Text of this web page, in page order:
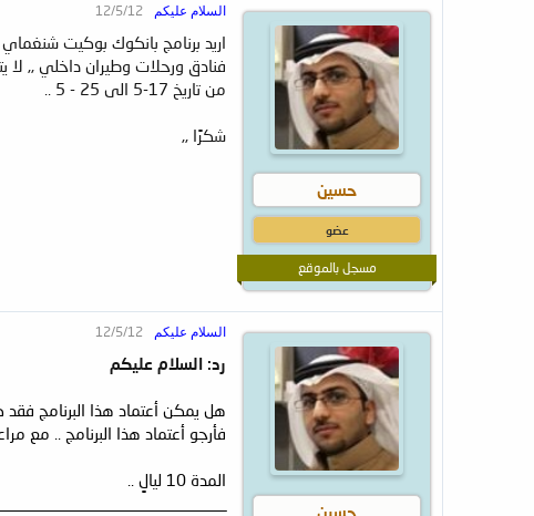
د
ء
حسين
عضو
مسجل بالموقع
السلام عليكم 12/5/12
اريد برنامج بانكوك بوكيت شنغماي لمدة 8 ايال
فنادق ورحلات وطيران داخلي ,, لا يتجاوز الـ 60
من تاريخ 17-5 الى 25 - 5 ..
شكرًا ,,
حسين
السلام عليكم 12/5/12
رد: السلام عليكم
هل يمكن أعتماد هذا البرنامج فقد كان هذا برنامجي من 3 سنوات لشهر العسل وكان
فأرجو أعتماد هذا البرنامج .. مع مراعاة
المدة 10 ليالٍ ..